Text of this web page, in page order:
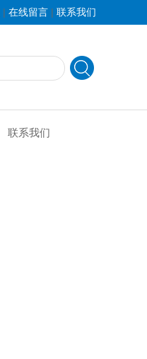
| 在线留言 | 联系我们
联系我们